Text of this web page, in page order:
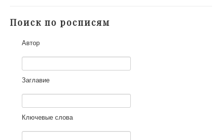
Участники
Научная работа
Как работать с сайтом
Контакты
Поиск по росписям
Автор
Заглавие
Ключевые слова